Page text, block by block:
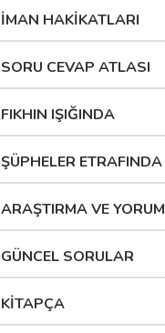
İMAN HAKİKATLARI
SORU CEVAP ATLASI
FIKHIN IŞIĞINDA
ŞÜPHELER ETRAFINDA
ARAŞTIRMA VE YORUM
GÜNCEL SORULAR
KİTAPÇA